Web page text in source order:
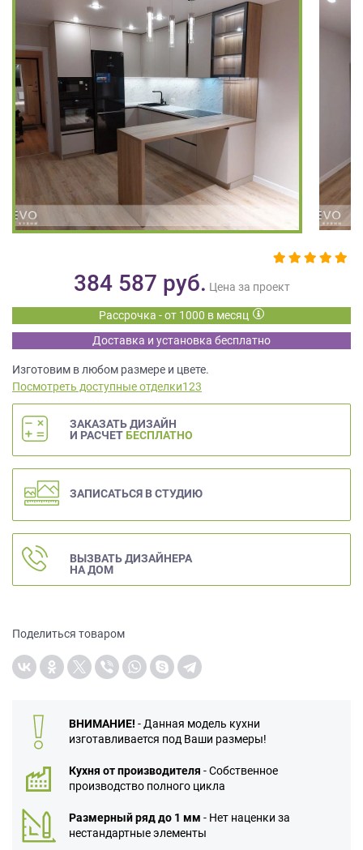
384 587 руб. Цена за проект
Рассрочка - от 1000 в месяц
Доставка и установка бесплатно
Изготовим в любом размере и цвете.
Посмотреть доступные отделки123
ЗАКАЗАТЬ ДИЗАЙН
И РАСЧЕТ БЕСПЛАТНО
ЗАПИСАТЬСЯ В СТУДИЮ
ВЫЗВАТЬ ДИЗАЙНЕРА
НА ДОМ
Поделиться товаром
ВНИМАНИЕ! - Данная модель кухни
изготавливается под Ваши размеры!
Кухня от производителя - Собственное
производство полного цикла
Размерный ряд до 1 мм - Нет наценки за
нестандартные элементы
обработку
персональных
данных
также
Согласие
обработку
персональных
метрическими
программами
обработки
персональных
данных.